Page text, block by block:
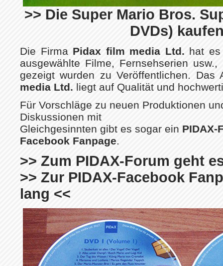
>> Die Super Mario Bros.
DVDs)
Die Firma Pidax film media Ltd. hat
ausgewählte Filme, Fernsehserien
gezeigt wurden zu Veröffentlichen. Das
media Ltd. liegt auf Qualität und
Für Vorschläge zu neuen Produktionen
Diskussionen mit
Gleichgesinnten gibt es sogar ein PIDAX-
Facebook Fanpage.
>> Zum PIDAX-Forum geht
>> Zur PIDAX-Facebook
lang <<